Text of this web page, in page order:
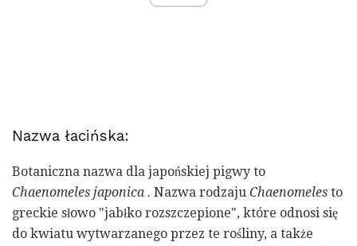
Nazwa łacińska:
Botaniczna nazwa dla japońskiej pigwy to
Chaenomeles japonica . Nazwa rodzaju Chaenomeles to
greckie słowo "jabłko rozszczepione", które odnosi się
do kwiatu wytwarzanego przez te rośliny, a także